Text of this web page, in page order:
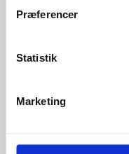
Præferencer
Statistik
Marketing
Støttet